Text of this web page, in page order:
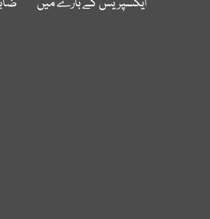
ایکسپریس کے بارے میں